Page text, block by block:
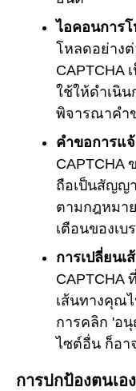
ไอคอนการ
โหลดอย่าง
CAPTCHA
ใช้ให้ดำเนิน
พิจารณาคำ
คำขอการแ
CAPTCHA
ถือเป็นสัญญ
ตามกฎหมา
เตือนของเบ
การเปลี่ยน
CAPTCHA
เส้นทางคุณไ
การคลิก 'อ
ไซต์อื่น ก็อา
การปกป้องตนเอ